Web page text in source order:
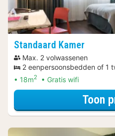
Standaard Kamer
Max. 2 volwassenen
2 eenpersoonsbedden of 1
18m2 Gratis wifi
Toon